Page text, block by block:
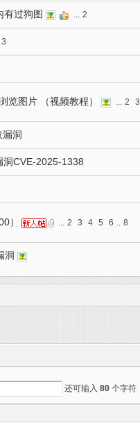
有过狗图 ... 2
3
览图片 （视频教程） ... 2 3
洞
洞CVE-2025-1338
） ... 2 3 4 5 6 .. 8
洞
还可输入 80 个字符